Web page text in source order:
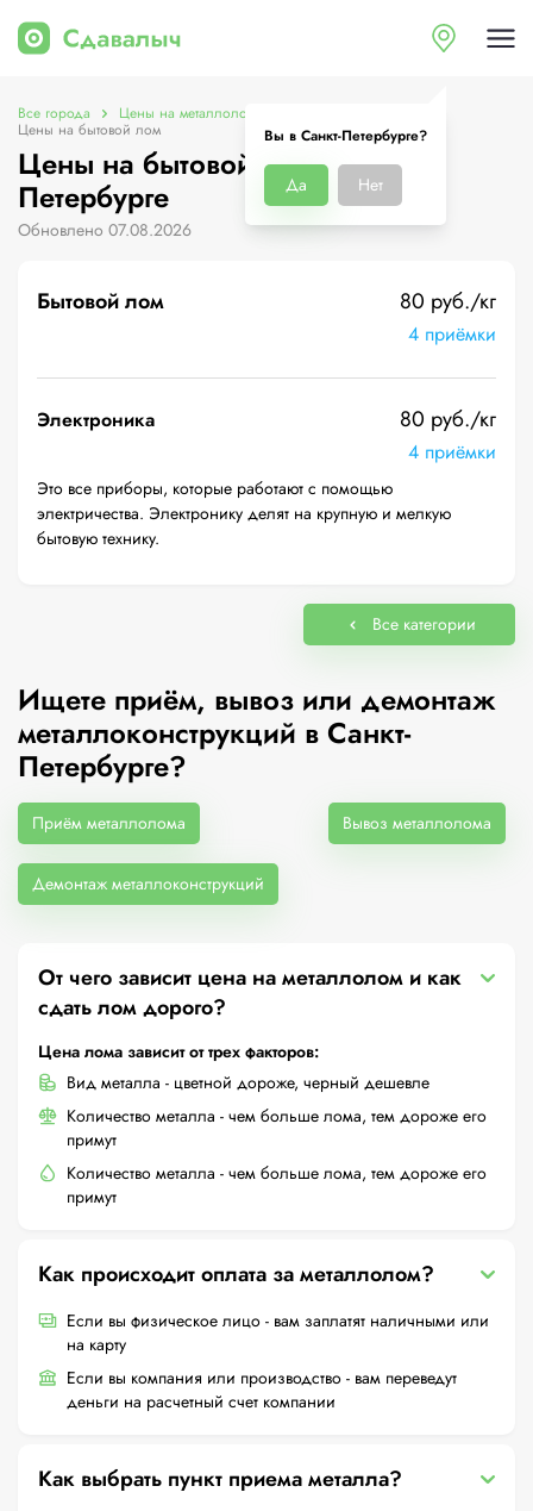
Вы в Санкт-Петербурге?
Да Нет
Все города Цены на металлолом в Санкт-Петербурге
Цены на бытовой лом
Цены на бытовой лом в Санкт-
Петербурге
Обновлено 07.08.2026
Бытовой лом 80 руб./кг
4 приёмки
Электроника 80 руб./кг
4 приёмки
Это все приборы, которые работают с помощью
электричества. Электронику делят на крупную и мелкую
бытовую технику.
Все категории
Ищете приём, вывоз или демонтаж
металлоконструкций в Санкт-
Петербурге?
Приём металлолома Вывоз металлолома
Демонтаж металлоконструкций
От чего зависит цена на металлолом и как
сдать лом дорого?
Цена лома зависит от трех факторов:
Вид металла - цветной дороже, черный дешевле
Количество металла - чем больше лома, тем дороже его
примут
Количество металла - чем больше лома, тем дороже его
примут
Как происходит оплата за металлолом?
Если вы физическое лицо - вам заплатят наличными или
на карту
Если вы компания или производство - вам переведут
деньги на расчетный счет компании
Как выбрать пункт приема металла?